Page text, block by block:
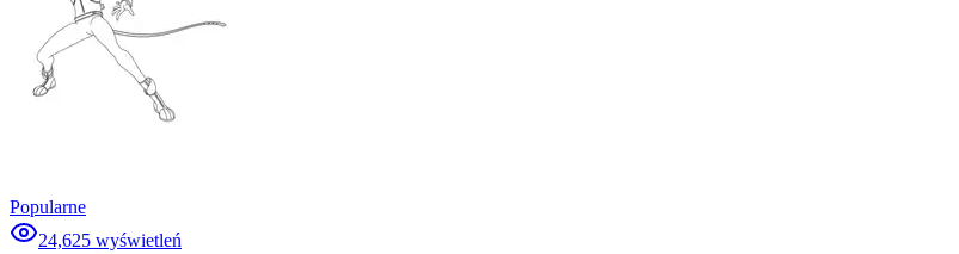
Popularne
24,625 wyświetleń